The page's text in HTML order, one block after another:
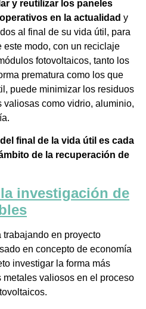
y reutilizar los paneles
en la actualidad y
al final de su vida útil, para
este modo, con un reciclaje
fotovoltaicos, tanto los
prematura como los que
puede minimizar los residuos
valiosas como vidrio, aluminio,
final de la vida útil es cada
de la recuperación de
investigación de
trabajando en proyecto
en concepto de economía
investigar la forma más
valiosos en el proceso